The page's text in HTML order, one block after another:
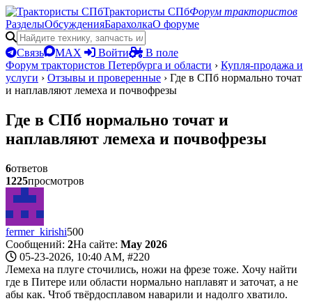
Трактористы СПбФорум трактористов
РазделыОбсужденияБарахолкаО форуме
Связь MAX Войти
В поле
Форум трактористов Петербурга и области › Купля-продажа и
услуги › Отзывы и проверенные › Где в СПб нормально точат
и наплавляют лемеха и почвофрезы
Где в СПб нормально точат и
наплавляют лемеха и почвофрезы
6ответов
1225просмотров
fermer_kirishi500
Сообщений: 2На сайте: May 2026
05-23-2026, 10:40 AM, #220
Лемеха на плуге сточились, ножи на фрезе тоже. Хочу найти
где в Питере или области нормально наплавят и заточат, а не
абы как. Чтоб твёрдосплавом наварили и надолго хватило.